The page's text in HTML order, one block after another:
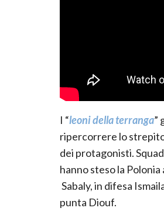
I “ leoni della terranga
ripercorrere lo
dei protagonisti.
hanno steso la
Sabaly, in difesa
punta Diouf.